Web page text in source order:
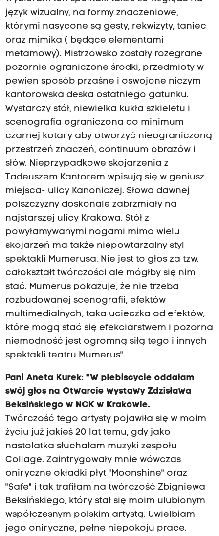
język wizualny, na formy znaczeniowe,
którymi nasycone są gesty, rekwizyty, taniec
oraz mimika ( będące elementami
metamowy). Mistrzowsko zostały rozegrane
pozornie ograniczone środki, przedmioty w
pewien sposób przaśne i oswojone niczym
kantorowska deska ostatniego gatunku.
Wystarczy stół, niewielka kukła szkieletu i
scenografia ograniczona do minimum
czarnej kotary aby otworzyć nieograniczoną
przestrzeń znaczeń, continuum obrazów i
słów. Nieprzypadkowe skojarzenia z
Tadeuszem Kantorem wpisują się w geniusz
miejsca- ulicy Kanoniczej. Słowa dawnej
polszczyzny doskonale zabrzmiały na
najstarszej ulicy Krakowa. Stół z
powyłamywanymi nogami mimo wielu
skojarzeń ma także niepowtarzalny styl
spektakli Mumerusa. Nie jest to głos za tzw.
całokształt twórczości ale mógłby się nim
stać. Mumerus pokazuje, że nie trzeba
rozbudowanej scenografii, efektów
multimedialnych, taka ucieczka od efektów,
które mogą stać się efekciarstwem i pozorna
niemodność jest ogromną siłą tego i innych
spektakli teatru Mumerus".
Pani Aneta Kurek: "W plebiscycie oddałam
swój głos na Otwarcie wystawy Zdzisława
Beksińskiego w NCK w Krakowie.
Twórczość tego artysty pojawiła się w moim
życiu już jakieś 20 lat temu, gdy jako
nastolatka słuchałam muzyki zespołu
Collage. Zaintrygowały mnie wówczas
oniryczne okładki płyt "Moonshine" oraz
"Safe" i tak trafiłam na twórczość Zbigniewa
Beksińskiego, który stał się moim ulubionym
współczesnym polskim artystą. Uwielbiam
jego oniryczne, pełne niepokoju prace.